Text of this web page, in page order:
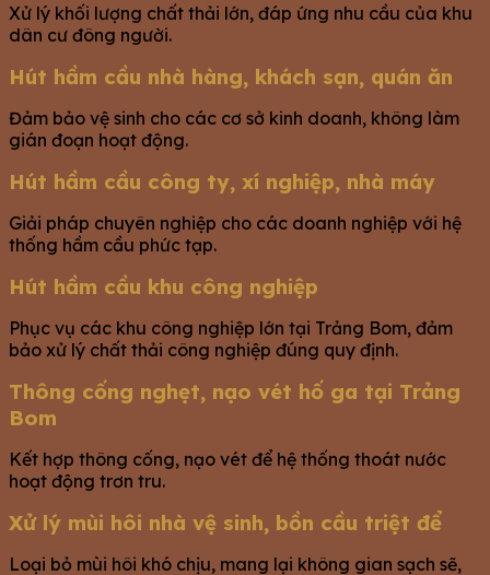
Xử lý khối lượng chất thải lớn, đáp ứng nhu cầu của khu
dân cư đông người.
Hút hầm cầu nhà hàng, khách sạn, quán ăn
Đảm bảo vệ sinh cho các cơ sở kinh doanh, không làm
gián đoạn hoạt động.
Hút hầm cầu công ty, xí nghiệp, nhà máy
Giải pháp chuyên nghiệp cho các doanh nghiệp với hệ
thống hầm cầu phức tạp.
Hút hầm cầu khu công nghiệp
Phục vụ các khu công nghiệp lớn tại Trảng Bom, đảm
bảo xử lý chất thải công nghiệp đúng quy định.
Thông cống nghẹt, nạo vét hố ga tại Trảng
Bom
Kết hợp thông cống, nạo vét để hệ thống thoát nước
hoạt động trơn tru.
Xử lý mùi hôi nhà vệ sinh, bồn cầu triệt để
Loại bỏ mùi hôi khó chịu, mang lại không gian sạch sẽ,